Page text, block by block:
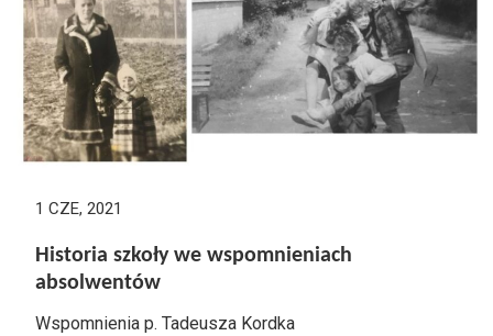
1 CZE, 2021
Historia szkoły we wspomnieniach
absolwentów
Wspomnienia p. Tadeusza Kordka